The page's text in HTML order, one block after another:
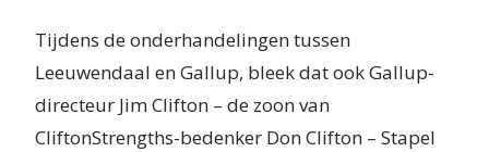
Tijdens de onderhandelingen tussen
Leeuwendaal en Gallup, bleek dat ook Gallup-
directeur Jim Clifton – de zoon van
CliftonStrengths-bedenker Don Clifton – Stapel